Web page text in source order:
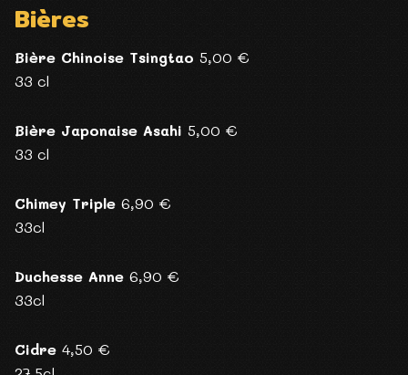
Bières
Bière Chinoise Tsingtao 5,00 €
33 cl
Bière Japonaise Asahi 5,00 €
33 cl
Chimey Triple 6,90 €
33cl
Duchesse Anne 6,90 €
33cl
Cidre 4,50 €